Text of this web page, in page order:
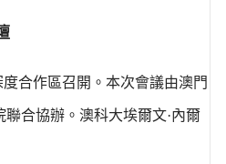
合作區召開。本次會議由澳門
合協辦。澳科大埃爾文·內爾